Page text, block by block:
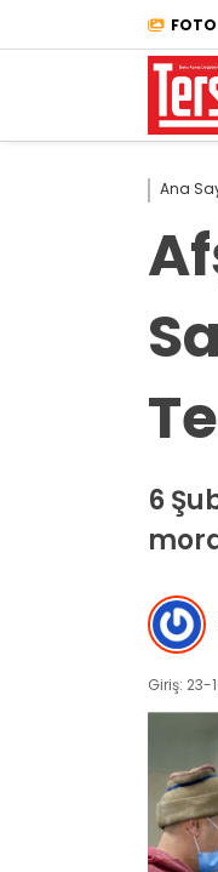
FOTO
Ana
6
Giriş: 23-